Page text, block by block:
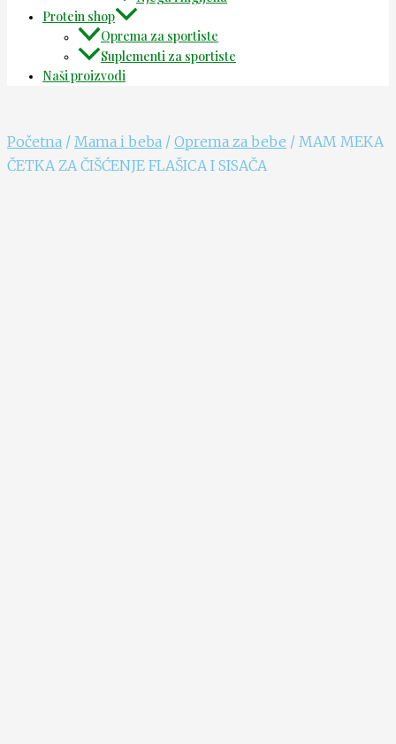
Protein shop
Oprema za sportiste
Suplementi za sportiste
Naši proizvodi
Početna / Mama i beba / Oprema za bebe / MAM MEKA
ČETKA ZA ČIŠĆENJE FLAŠICA I SISAČA